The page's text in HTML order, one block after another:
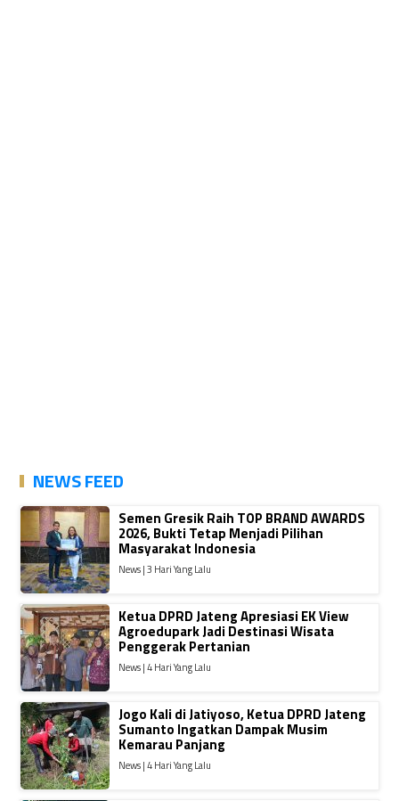
NEWS FEED
Semen Gresik Raih TOP BRAND AWARDS
2026, Bukti Tetap Menjadi Pilihan
Masyarakat Indonesia
News | 3 Hari Yang Lalu
Ketua DPRD Jateng Apresiasi EK View
Agroedupark Jadi Destinasi Wisata
Penggerak Pertanian
News | 4 Hari Yang Lalu
Jogo Kali di Jatiyoso, Ketua DPRD Jateng
Sumanto Ingatkan Dampak Musim
Kemarau Panjang
News | 4 Hari Yang Lalu